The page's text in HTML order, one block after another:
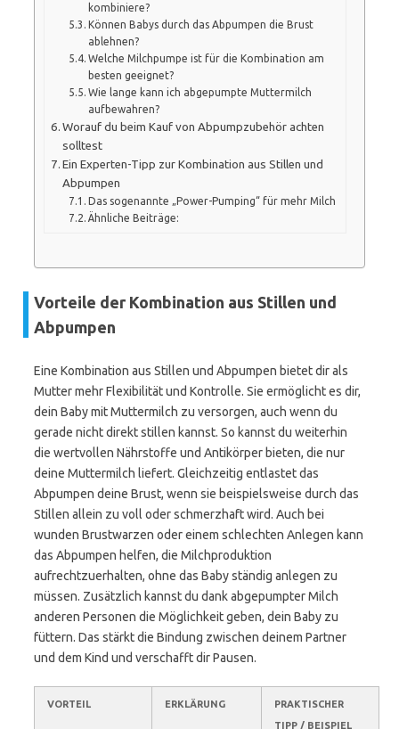
kombiniere?
Können Babys durch das Abpumpen die Brust
ablehnen?
Welche Milchpumpe ist für die Kombination am
besten geeignet?
Wie lange kann ich abgepumpte Muttermilch
aufbewahren?
Worauf du beim Kauf von Abpumpzubehör achten
solltest
Ein Experten-Tipp zur Kombination aus Stillen und
Abpumpen
Das sogenannte „Power-Pumping“ für mehr Milch
Ähnliche Beiträge:
Vorteile der Kombination aus Stillen und
Abpumpen
Eine Kombination aus Stillen und Abpumpen bietet dir als
Mutter mehr Flexibilität und Kontrolle. Sie ermöglicht es dir,
dein Baby mit Muttermilch zu versorgen, auch wenn du
gerade nicht direkt stillen kannst. So kannst du weiterhin
die wertvollen Nährstoffe und Antikörper bieten, die nur
deine Muttermilch liefert. Gleichzeitig entlastet das
Abpumpen deine Brust, wenn sie beispielsweise durch das
Stillen allein zu voll oder schmerzhaft wird. Auch bei
wunden Brustwarzen oder einem schlechten Anlegen kann
das Abpumpen helfen, die Milchproduktion
aufrechtzuerhalten, ohne das Baby ständig anlegen zu
müssen. Zusätzlich kannst du dank abgepumpter Milch
anderen Personen die Möglichkeit geben, dein Baby zu
füttern. Das stärkt die Bindung zwischen deinem Partner
und dem Kind und verschafft dir Pausen.
VORTEIL ERKLÄRUNG
PRAKTISCHER
TIPP / BEISPIEL